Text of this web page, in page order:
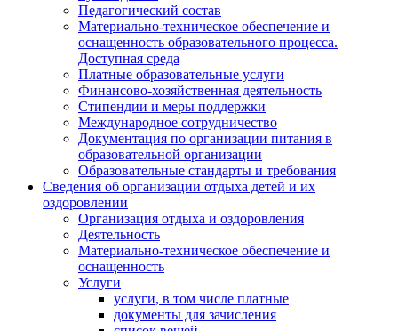
Педагогический состав
Материально-техническое обеспечение и
оснащенность образовательного процесса.
Доступная среда
Платные образовательные услуги
Финансово-хозяйственная деятельность
Стипендии и меры поддержки
Международное сотрудничество
Документация по организации питания в
образовательной организации
Образовательные стандарты и требования
Сведения об организации отдыха детей и их
оздоровлении
Организация отдыха и оздоровления
Деятельность
Материально-техническое обеспечение и
оснащенность
Услуги
услуги, в том числе платные
документы для зачисления